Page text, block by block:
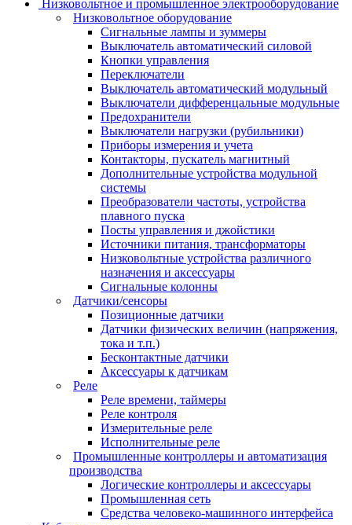
Низковольтное и промышленное электрооборудование
Низковольтное оборудование
Сигнальные лампы и зуммеры
Выключатель автоматический силовой
Кнопки управления
Переключатели
Выключатель автоматический модульный
Выключатели дифференцальные модульные
Предохранители
Выключатели нагрузки (рубильники)
Приборы измерения и учета
Контакторы, пускатель магнитный
Дополнительные устройства модульной
системы
Преобразователи частоты, устройства
плавного пуска
Посты управления и джойстики
Источники питания, трансформаторы
Низковольтные устройства различного
назначения и аксессуары
Сигнальные колонны
Датчики/сенсоры
Позиционные датчики
Датчики физических величин (напряжения,
тока и т.п.)
Бесконтактные датчики
Аксессуары к датчикам
Реле
Реле времени, таймеры
Реле контроля
Измерительные реле
Исполнительные реле
Промышленные контроллеры и автоматизация
производства
Логические контроллеры и аксессуары
Промышленная сеть
Средства человеко-машинного интерфейса